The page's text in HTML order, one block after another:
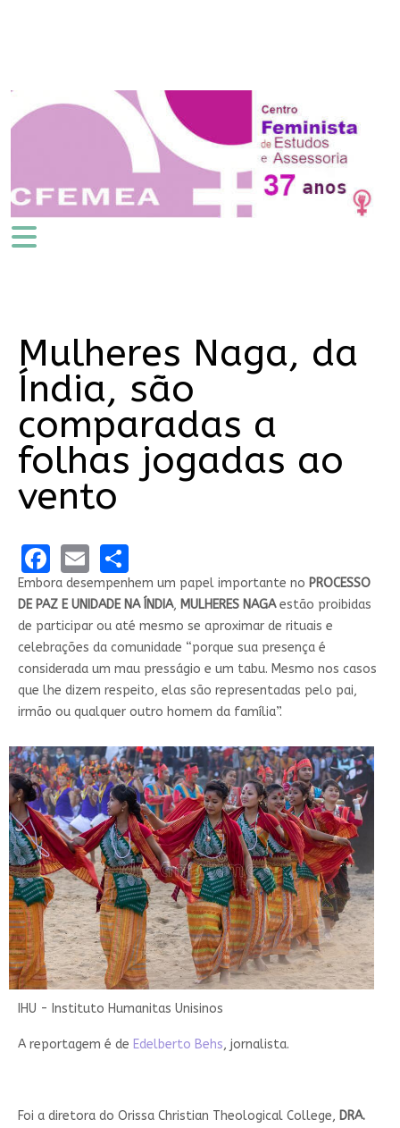
Mulheres Naga, da
Índia, são
comparadas a
folhas jogadas ao
vento
Facebook
EmailShare
Embora desempenhem um papel importante no PROCESSO
DE PAZ E UNIDADE NA ÍNDIA, MULHERES NAGAestão proibidas
de participar ou até mesmo se aproximar de rituais e
celebrações da comunidade “porque sua presença é
considerada um mau presságio e um tabu. Mesmo nos casos
que lhe dizem respeito, elas são representadas pelo pai,
irmão ou qualquer outro homem da família”.
IHU - Instituto Humanitas Unisinos
A reportagem é de Edelberto Behs, jornalista.
Foi a diretora do Orissa Christian Theological College, DRA.